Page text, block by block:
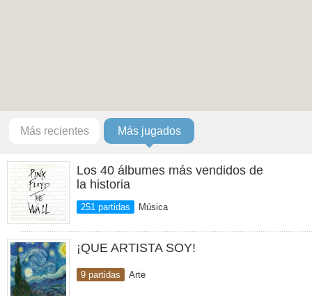
Más recientes Más jugados
Los 40 álbumes más vendidos de
la historia
251 partidas Música
¡QUE ARTISTA SOY!
9 partidas Arte